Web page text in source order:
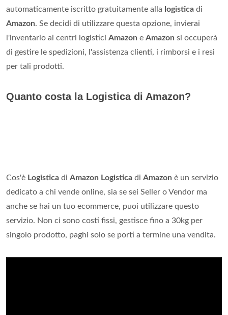
automaticamente iscritto gratuitamente alla logistica di
Amazon. Se decidi di utilizzare questa opzione, invierai
l'inventario ai centri logistici Amazon e Amazon si occuperà
di gestire le spedizioni, l'assistenza clienti, i rimborsi e i resi
per tali prodotti.
Quanto costa la Logistica di Amazon?
Cos'è Logistica di Amazon Logistica di Amazon è un servizio
dedicato a chi vende online, sia se sei Seller o Vendor ma
anche se hai un tuo ecommerce, puoi utilizzare questo
servizio. Non ci sono costi fissi, gestisce fino a 30kg per
singolo prodotto, paghi solo se porti a termine una vendita.